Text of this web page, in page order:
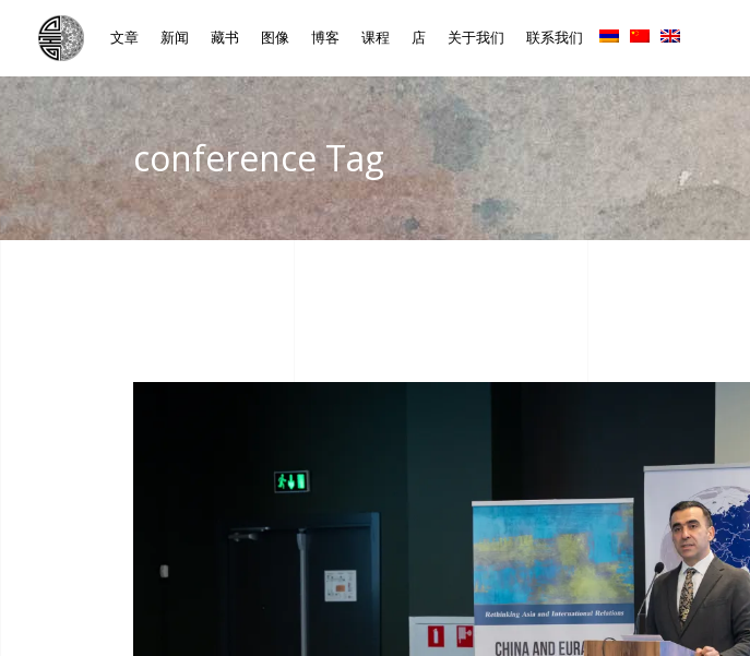
文章 新闻 藏书 图像 博客 课程 店 关于我们 联系我们
conference Tag